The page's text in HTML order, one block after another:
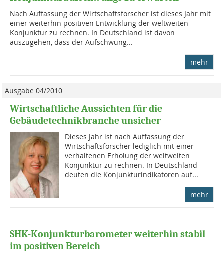
Nach Auffassung der Wirtschafts­forscher ist dieses Jahr mit
einer weiterhin positiven Entwicklung der welt­weiten
Konjunktur zu rechnen. In Deutschland ist davon
auszugehen, dass der Auf­schwung...
mehr
Ausgabe 04/2010
Wirtschaftliche Aussichten für die
Gebäudetechnikbranche unsicher
Dieses Jahr ist nach Auffassung der
Wirtschaftsforscher lediglich mit einer
verhaltenen Er­holung der welt­weiten
Konjunktur zu rechnen. In Deutschland
deuten die Kon­junkturindi­ka­toren auf...
mehr
SHK-Konjunkturbarometer weiterhin stabil
im positiven Bereich